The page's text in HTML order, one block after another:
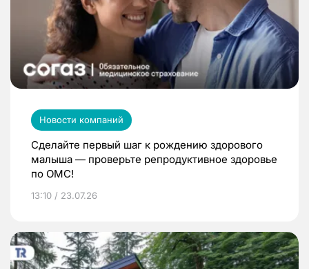
Новости компаний
Сделайте первый шаг к рождению здорового
малыша — проверьте репродуктивное здоровье
по ОМС!
13:10 / 23.07.26